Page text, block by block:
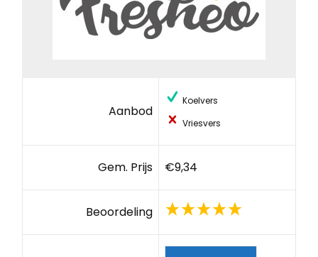
Aanbod
Koelvers
Vriesvers
Gem. Prijs €9,34
Beoordeling